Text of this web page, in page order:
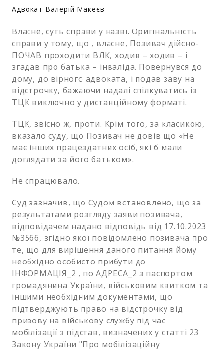
Адвокат Валерій Макеєв
Власне, суть справи у назві. Оригінальність
справи у тому, що , власне, Позивач дійсно-
ПОЧАВ проходити ВЛК, ходив – ходив – і
згадав про батька – інваліда. Повернувся до
дому, до вірного адвоката, і подав заву на
відстрочку, бажаючи надалі спілкуватись із
ТЦК виключно у дистанційному форматі.
ТЦК, звісно ж, проти. Крім того, за класикою,
вказало суду, що Позивач не довів що «Не
має інших працездатних осіб, які б мали
доглядати за його батьком».
Не спрацювало.
Суд зазначив, що Судом встановлено, що за
результатами розгляду заяви позивача,
відповідачем надано відповідь від 17.10.2023
№3566, згідно якої повідомлено позивача про
те, що для вирішення даного питання йому
необхідно особисто прибути до
ІНФОРМАЦІЯ_2 , по АДРЕСА_2 з паспортом
громадянина України, військовим квитком та
іншими необхідним документами, що
підтверджують право на відстрочку від
призову на військову службу під час
мобілізації з підстав, визначених у статті 23
Закону України "Про мобілізаційну